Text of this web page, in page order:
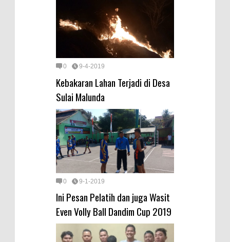
0 9-4-2019
Kebakaran Lahan Terjadi di Desa
Sulai Malunda
0 9-1-2019
Ini Pesan Pelatih dan juga Wasit
Even Volly Ball Dandim Cup 2019